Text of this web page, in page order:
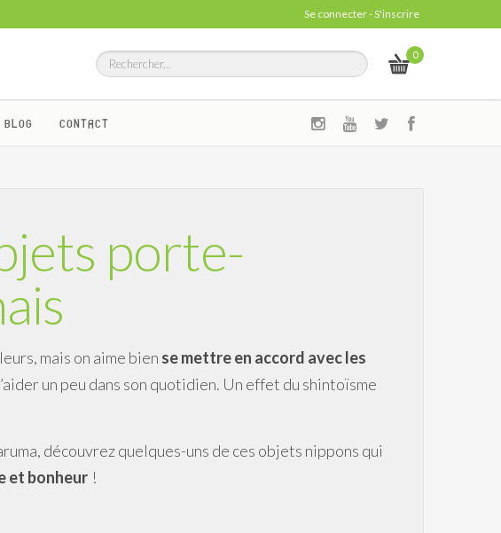
Se connecter-S'inscrire
0
BLOG CONTACT
porte-
mais on aime bien se mettre en accord avec les
un peu dans son quotidien. Un effet du shintoïsme
découvrez quelques-uns de ces objets nippons qui
et bonheur !